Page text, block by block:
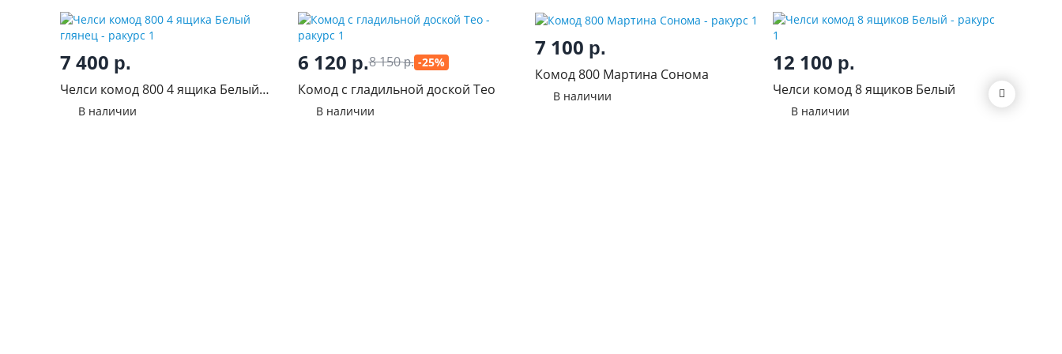
7 400 р.
Челси комод 800 4 ящика Белый
глянец
В наличии
6 120 р.8 150р. -25%
Комод с гладильной доской Тео
В наличии
7 100 р.
Комод 800 Мартина Сонома
В наличии
12 100 р.
Челси комод 8 ящиков Белый
В наличии